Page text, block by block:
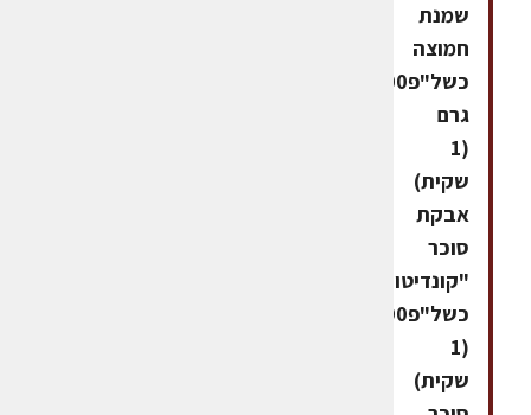
שמנת
חמוצה
כשל"פ100
גרם
(1
שקית)
אבקת
סוכר
"קונדיטור-גלעם"
(1
שקית)